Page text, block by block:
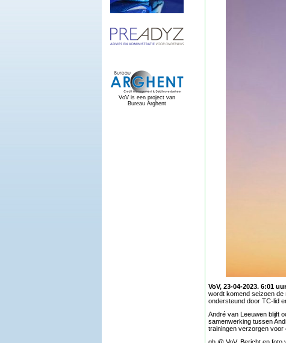
VoV is een project van
Bureau Arghent
VoV, 23-04-2023. 6:01
wordt komend seizoen de
ondersteund door TC-lid
André van Leeuwen blijft
samenwerking tussen
trainingen verzorgen voor